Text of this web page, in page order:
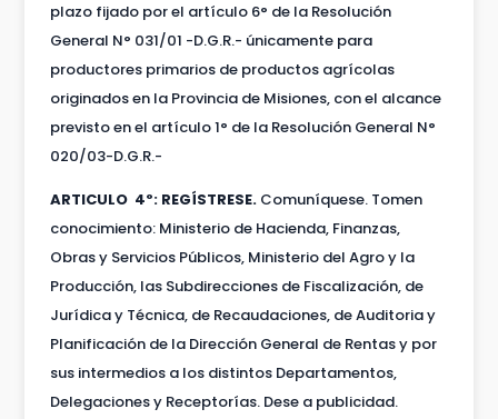
plazo fijado por el artículo 6° de la Resolución
General N° 031/01 -D.G.R.- únicamente para
productores primarios de productos agrícolas
originados en la Provincia de Misiones, con el alcance
previsto en el artículo 1° de la Resolución General N°
020/03-D.G.R.-
ARTICULO 4º: REGÍSTRESE. Comuníquese. Tomen
conocimiento: Ministerio de Hacienda, Finanzas,
Obras y Servicios Públicos, Ministerio del Agro y la
Producción, las Subdirecciones de Fiscalización, de
Jurídica y Técnica, de Recaudaciones, de Auditoria y
Planificación de la Dirección General de Rentas y por
sus intermedios a los distintos Departamentos,
Delegaciones y Receptorías. Dese a publicidad.